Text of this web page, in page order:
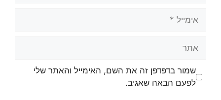
שמור בדפדפן זה את השם, האימייל והאתר שלי
לפעם הבאה שאגיב.